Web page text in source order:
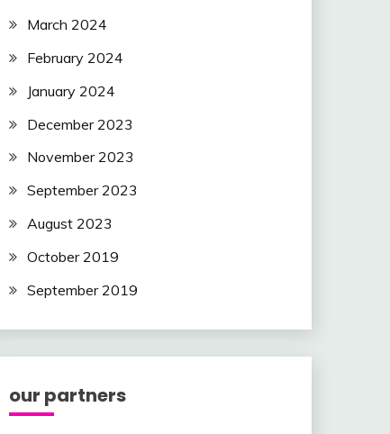
March 2024
February 2024
January 2024
December 2023
November 2023
September 2023
August 2023
October 2019
September 2019
our partners